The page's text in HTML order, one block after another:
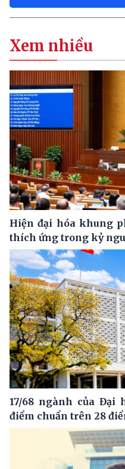
Xem nhiều
Hiện đại hóa khung
thích ứng trong kỷ
17/68 ngành của Đại
điểm chuẩn trên 28